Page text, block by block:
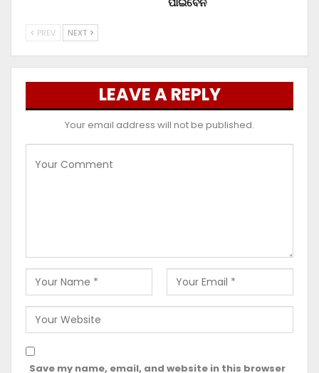
PREV NEXT
LEAVE A REPLY
Your email address will not be published.
Save my name, email, and website in this browser